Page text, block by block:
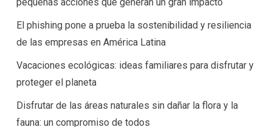
El phishing pone a prueba la sostenibilidad y resiliencia
de las empresas en América Latina
Vacaciones ecológicas: ideas familiares para disfrutar y
proteger el planeta
Disfrutar de las áreas naturales sin dañar la flora y la
fauna: un compromiso de todos